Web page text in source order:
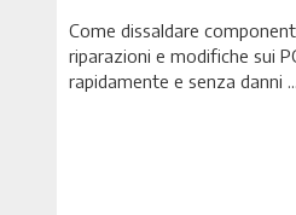
Come dissaldare
riparazioni e modifiche sui
rapidamente e senza danni ...